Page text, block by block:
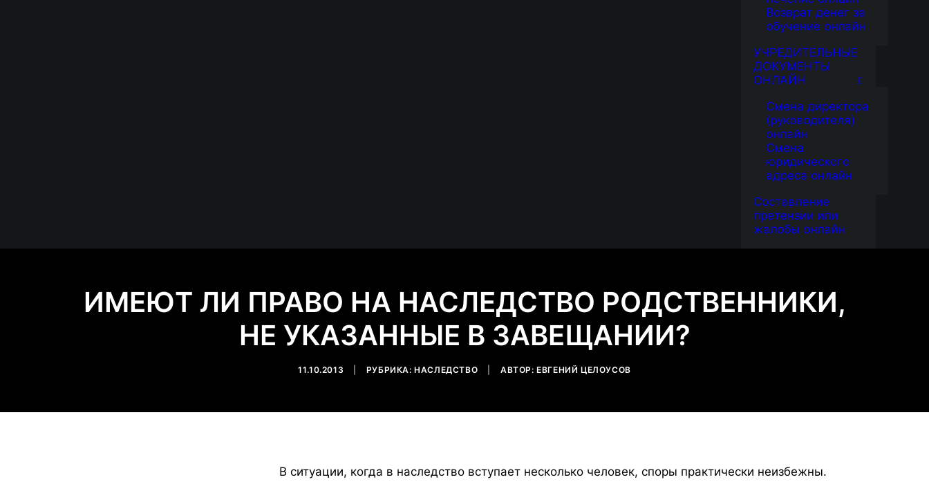
Возврат денег за
обучение онлайн
УЧРЕДИТЕЛЬНЫЕ
ДОКУМЕНТЫ
ОНЛАЙН
Смена директора
(руководителя)
онлайн
Смена
юридического
адреса онлайн
Составление
претензии или
жалобы онлайн
ИМЕЮТ ЛИ ПРАВО НА НАСЛЕДСТВО РОДСТВЕННИКИ,
НЕ УКАЗАННЫЕ В ЗАВЕЩАНИИ?
11.10.2013 РУБРИКА:НАСЛЕДСТВО АВТОР:ЕВГЕНИЙ ЦЕЛОУСОВ
В ситуации, когда в наследство вступает несколько человек, споры практически неизбежны.